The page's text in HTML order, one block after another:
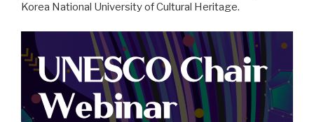
Korea National University of Cultural Heritage.